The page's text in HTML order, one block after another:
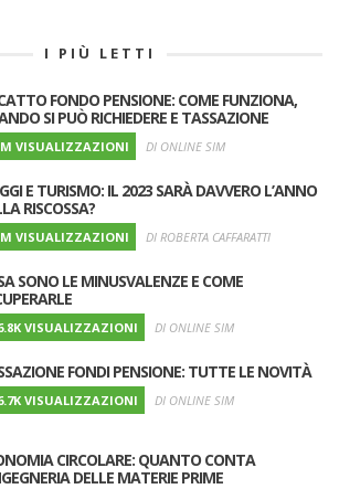
I PIÙ LETTI
FONDO PENSIONE: COME FUNZIONA,
SI PUÒ RICHIEDERE E TASSAZIONE
VISUALIZZAZIONI DI ONLINE SIM
E TURISMO: IL 2023 SARÀ DAVVERO L’ANNO
RISCOSSA?
VISUALIZZAZIONI DI ROBERTA CAFFARATTI
SONO LE MINUSVALENZE E COME
VISUALIZZAZIONI DI ONLINE SIM
FONDI PENSIONE: TUTTE LE NOVITÀ
VISUALIZZAZIONI DI ONLINE SIM
CIRCOLARE: QUANTO CONTA
DELLE MATERIE PRIME